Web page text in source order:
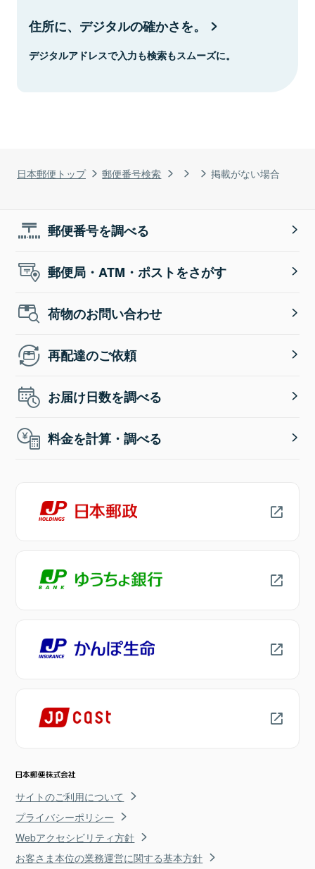
日本郵便トップ 郵便番号検索 掲載がない場合
住所に、デジタルの確かさを。
デジタルアドレスで入力も検索もスムーズに。
郵便番号を調べる
郵便局・ATM・ポストをさがす
荷物のお問い合わせ
再配達のご依頼
お届け日数を調べる
料金を計算・調べる
サイトのご利用について
プライバシーポリシー
Webアクセシビリティ方針
お客さま本位の業務運営に関する基本方針